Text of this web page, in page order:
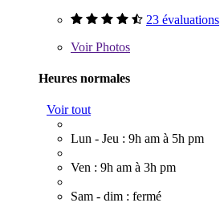
23 évaluations
VoirPhotos
Heures normales
Voir tout
Lun - Jeu : 9h am à 5h pm
Ven : 9h am à 3h pm
Sam - dim : fermé